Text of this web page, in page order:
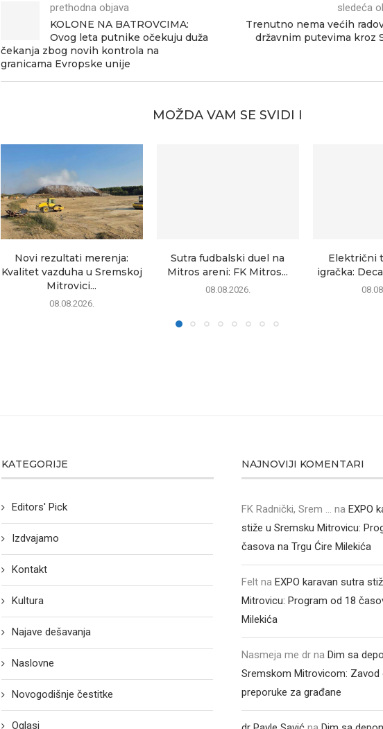
prethodna objava
KOLONE NA BATROVCIMA:
Ovog leta putnike očekuju duža
čekanja zbog novih kontrola na
granicama Evropske unije
sledeća
Trenutno nema većih
državnim putevima kroz
MOŽDA VAM SE SVIDI I
Novi rezultati merenja:
Kvalitet vazduha u Sremskoj
Mitrovici...
08.08.2026.
Sutra fudbalski duel na
Mitros areni: FK Mitros...
08.08.2026.
Električni
igračka:
KATEGORIJE
Editors' Pick
Izdvajamo
Kontakt
Kultura
Najave dešavanja
Naslovne
Novogodišnje čestitke
Oglasi
NAJNOVIJI KOMENTARI
FK Radnički, Srem ... naEXPO
stiže u Sremsku Mitrovicu:
časova na Trgu Ćire Milekića
Felt naEXPO karavan sutra
Mitrovicu: Program od 18
Milekića
Nasmeja me dr naDim sa
Sremskom Mitrovicom: Zavod
preporuke za građane